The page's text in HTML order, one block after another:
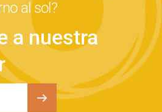
al sol?
a nuestra